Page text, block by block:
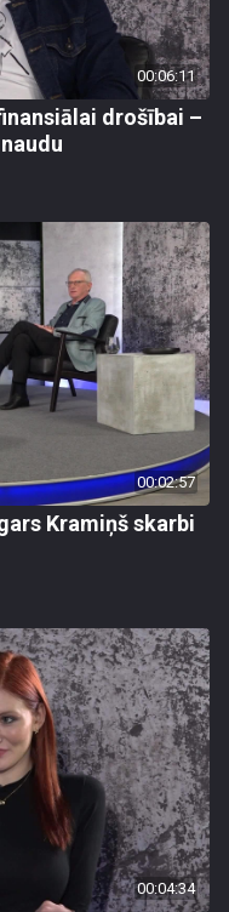
00:06:11
drošībai –
00:02:57
Kramiņš skarbi
00:04:34